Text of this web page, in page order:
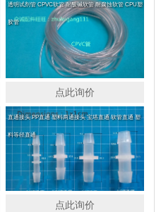
透明试剂管 CPVC软管 耐酸碱软管 耐腐蚀软管 CPU塑
胶管
点此询价
直通接头 PP直通 塑料两通接头 宝塔直通 软管直通 塑
料等径直通
点此询价